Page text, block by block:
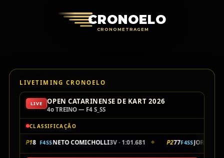
CRONOELO
CRONOMETRAGEM
LIVETIMING CRONOELO
LIVE OPEN CATARINENSE DE KART 2026
4o TREINO — F4 S_SS
CLASSIFICAÇÃO
P18 F4SSNETO COMICHOLLI3V · 1:01.681 ◆ P277F4SSJORGE